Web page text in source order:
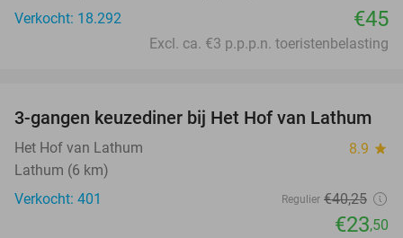
Verkocht: 18.292
€45
Excl. ca. €3 p.p.p.n. toeristenbelasting
42%
3-gangen keuzediner bij Het Hof van Lathum
Het Hof van Lathum 8.9 star
Lathum (6 km)
Verkocht: 401
Regulier €40,25
€23,50